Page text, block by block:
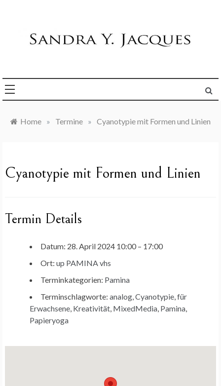
Home » Termine » Cyanotypie mit Formen und Linien
Cyanotypie mit Formen und Linien
Termin Details
Datum: 28. April 2024 10:00 – 17:00
Ort: up PAMINA vhs
Terminkategorien: Pamina
Terminschlagworte: analog Cyanotypie für
Erwachsene Kreativität MixedMedia Pamina
Papieryoga